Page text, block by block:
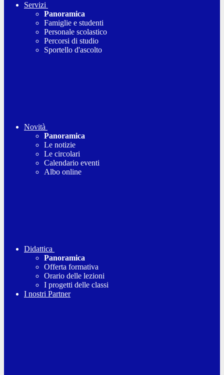
Servizi
Panoramica
Famiglie e studenti
Personale scolastico
Percorsi di studio
Sportello d'ascolto
Novità
Panoramica
Le notizie
Le circolari
Calendario eventi
Albo online
Didattica
Panoramica
Offerta formativa
Orario delle lezioni
I progetti delle classi
I nostri Partner